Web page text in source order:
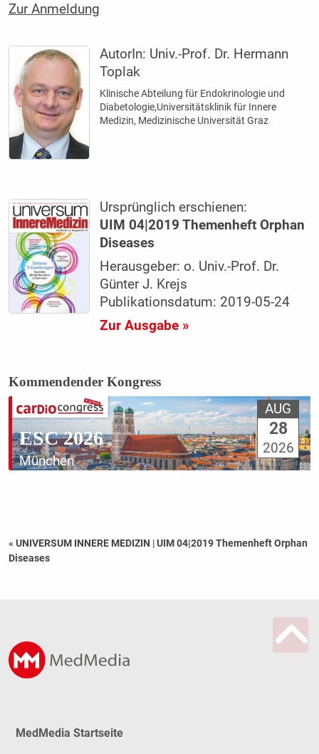
Zur Anmeldung
AutorIn: Univ.-Prof. Dr. Hermann
Toplak
Klinische Abteilung für Endokrinologie und
Diabetologie,Universitätsklinik für Innere
Medizin, Medizinische Universität Graz
Ursprünglich erschienen:
UIM 04|2019 Themenheft Orphan
Diseases
Herausgeber: o. Univ.-Prof. Dr.
Günter J. Krejs
Publikationsdatum: 2019-05-24
Zur Ausgabe »
Kommendender Kongress
ESC 2026
München
AUG
28
2026
« UNIVERSUM INNERE MEDIZIN |UIM 04|2019 Themenheft Orphan
Diseases
MedMedia Startseite